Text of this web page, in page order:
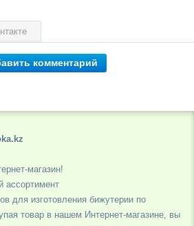
комментарий
магазин!
ассортимент
для изготовления бижутерии по
товар в нашем Интернет-магазине, вы